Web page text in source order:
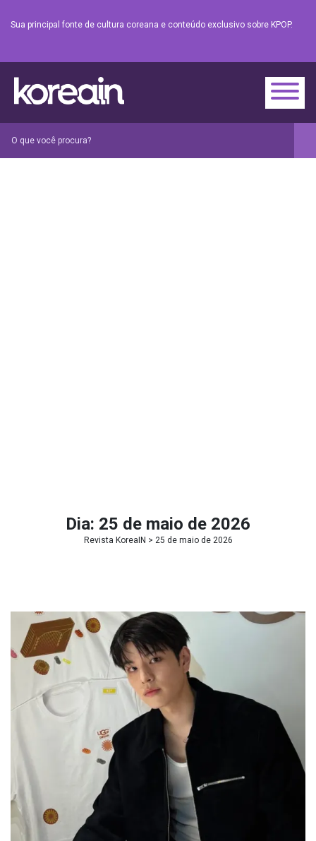
Sua principal fonte de cultura coreana e conteúdo exclusivo sobre KPOP.
Dia: 25 de maio de 2026
Revista KoreaIN > 25 de maio de 2026